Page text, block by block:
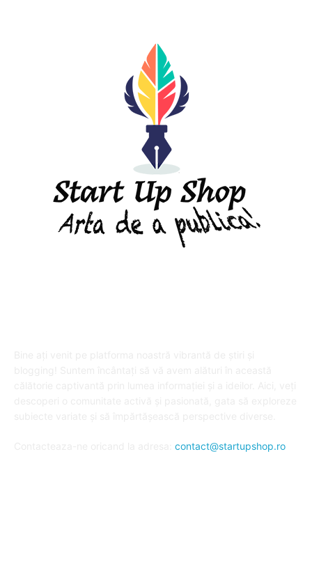
contact@startupshop.ro